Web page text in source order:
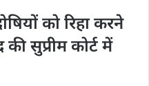
को रिहा करने
सुप्रीम कोर्ट में